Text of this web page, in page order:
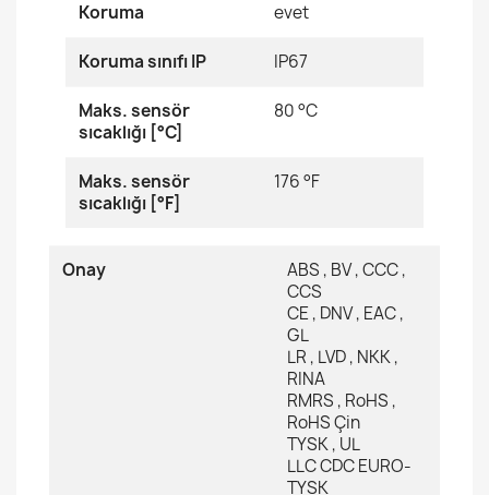
Koruma evet
Koruma sınıfı IP IP67
Maks. sensör
sıcaklığı [°C]
80 °C
Maks. sensör
sıcaklığı [°F]
176 °F
Onay
ABS , BV , CCC ,
CCS
CE , DNV , EAC ,
GL
LR , LVD , NKK ,
RINA
RMRS , RoHS ,
RoHS Çin
TYSK , UL
LLC CDC EURO-
TYSK